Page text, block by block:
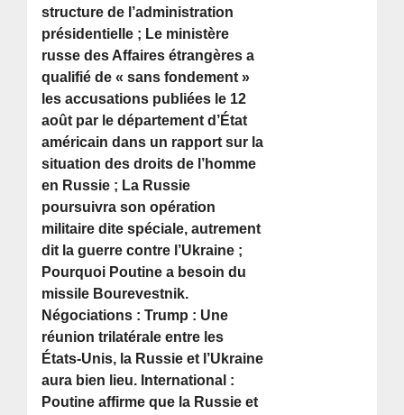
structure de l’administration
présidentielle ; Le ministère
russe des Affaires étrangères a
qualifié de « sans fondement »
les accusations publiées le 12
août par le département d’État
américain dans un rapport sur la
situation des droits de l’homme
en Russie ; La Russie
poursuivra son opération
militaire dite spéciale, autrement
dit la guerre contre l’Ukraine ;
Pourquoi Poutine a besoin du
missile Bourevestnik.
Négociations : Trump : Une
réunion trilatérale entre les
États-Unis, la Russie et l’Ukraine
aura bien lieu. International :
Poutine affirme que la Russie et